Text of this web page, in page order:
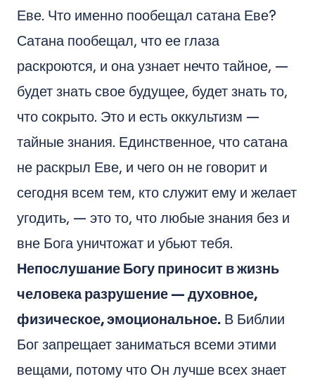
Еве. Что именно пообещал сатана Еве?
Сатана пообещал, что ее глаза
раскроются, и она узнает нечто тайное, —
будет знать свое будущее, будет знать то,
что сокрыто. Это и есть оккультизм —
тайные знания. Единственное, что сатана
не раскрыл Еве, и чего он не говорит и
сегодня всем тем, кто служит ему и желает
угодить, — это то, что любые знания без и
вне Бога уничтожат и убьют тебя.
Непослушание Богу приносит в жизнь
человека разрушение — духовное,
физическое, эмоциональное. В Библии
Бог запрещает заниматься всеми этими
вещами, потому что Он лучше всех знает